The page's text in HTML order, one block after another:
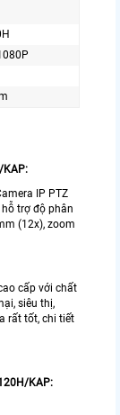
KAP:
IP PTZ
trợ độ phân
(12x), zoom
cấp với chất
siêu thị,
rất tốt, chi tiết
KAP: